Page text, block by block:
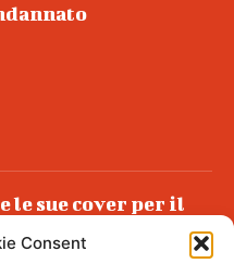
Consent
le sue cover per il